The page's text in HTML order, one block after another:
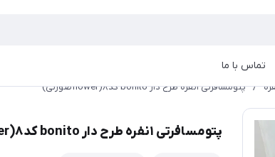
تماس با ما
/ پتومسافرتی ۱نفره طرح دار bonito کد۸(flowerصورتی)
پتومسافرتی ۱نفره طرح دار bonito کد۸(flowerصورتی)